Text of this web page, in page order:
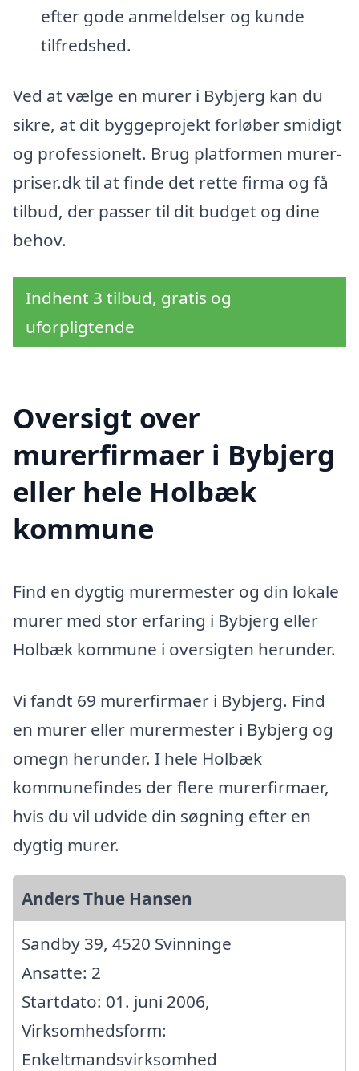
efter gode anmeldelser og kunde
tilfredshed.
Ved at vælge en murer i Bybjerg kan du
sikre, at dit byggeprojekt forløber smidigt
og professionelt. Brug platformen murer-
priser.dk til at finde det rette firma og få
tilbud, der passer til dit budget og dine
behov.
Indhent 3 tilbud, gratis og
uforpligtende
Oversigt over
murerfirmaer i Bybjerg
eller hele Holbæk
kommune
Find en dygtig murermester og din lokale
murer med stor erfaring i Bybjerg eller
Holbæk kommune i oversigten herunder.
Vi fandt 69 murerfirmaer i Bybjerg. Find
en murer eller murermester i Bybjerg og
omegn herunder. I hele Holbæk
kommunefindes der flere murerfirmaer,
hvis du vil udvide din søgning efter en
dygtig murer.
Anders Thue Hansen
Sandby 39, 4520 Svinninge
Ansatte: 2
Startdato: 01. juni 2006,
Virksomhedsform:
Enkeltmandsvirksomhed